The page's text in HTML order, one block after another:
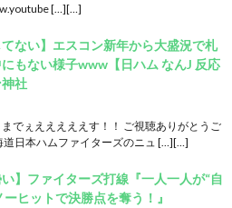
[…][…]
てない】エスコン新年から大盛況で札
もない様子www【日ハム なんJ 反応
社
でぇえええええす！！ ご視聴ありがとうご
道日本ハムファイターズのニュ […][…]
い】ファイターズ打線『一人一人が“自
ヒットで決勝点を奪う！』